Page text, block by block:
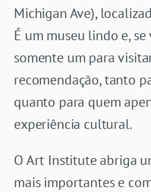
Michigan Ave),
É um museu lindo e,
somente um para
recomendação, tanto
quanto para quem
experiência cultural.
O Art Institute abriga
mais importantes e